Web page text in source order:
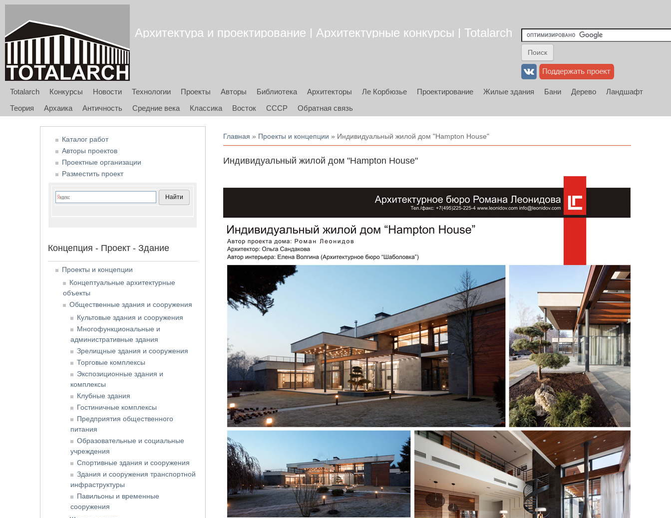
Архитектура и проектирование | Архитектурные конкурсы | Totalarch
Totalarch Конкурсы Новости Технологии Проекты Авторы Библиотека Архитекторы Ле Корбюзье Проектирование Жилые здания Бани Дерево
Ландшафт
Теория
Архаика Античность Средние века Классика Восток СССР Обратная связь
Вы здесь
Главная » Проекты и концепции » Индивидуальный жилой дом "Hampton House"
Индивидуальный жилой дом "Hampton House"
Каталог работ
Авторы проектов
Проектные организации
Разместить проект
Концепция - Проект - Здание
Проекты и концепции
Концептуальные архитектурные
объекты
Общественные здания и сооружения
Культовые здания и сооружения
Многофункциональные и
административные здания
Зрелищные здания и сооружения
Торговые комплексы
Экспозиционные здания и
комплексы
Клубные здания
Гостиничные комплексы
Предприятия общественного
питания
Образовательные и социальные
учреждения
Спортивные здания и сооружения
Здания и сооружения транспортной
инфраструктуры
Павильоны и временные
сооружения